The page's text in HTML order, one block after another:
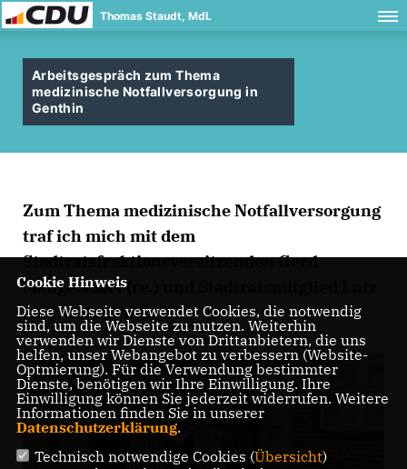
Thomas Staudt, MdL
Arbeitsgespräch zum Thema
medizinische Notfallversorgung in
Genthin
Zum Thema medizinische Notfallversorgung
traf ich mich mit dem
Stadtratsfraktionsvorsitzenden Gerd
Mangelsdorf (re.) und Stadtratsmitglied Lutz
Nitz in Genthin.
Cookie Hinweis
Diese Webseite verwendet Cookies, die notwendig
sind, um die Webseite zu nutzen. Weiterhin
verwenden wir Dienste von Drittanbietern, die uns
helfen, unser Webangebot zu verbessern (Website-
Optmierung). Für die Verwendung bestimmter
Dienste, benötigen wir Ihre Einwilligung. Ihre
Einwilligung können Sie jederzeit widerrufen. Weitere
Informationen finden Sie in unserer
Datenschutzerklärung.
Technisch notwendige Cookies (Übersicht)